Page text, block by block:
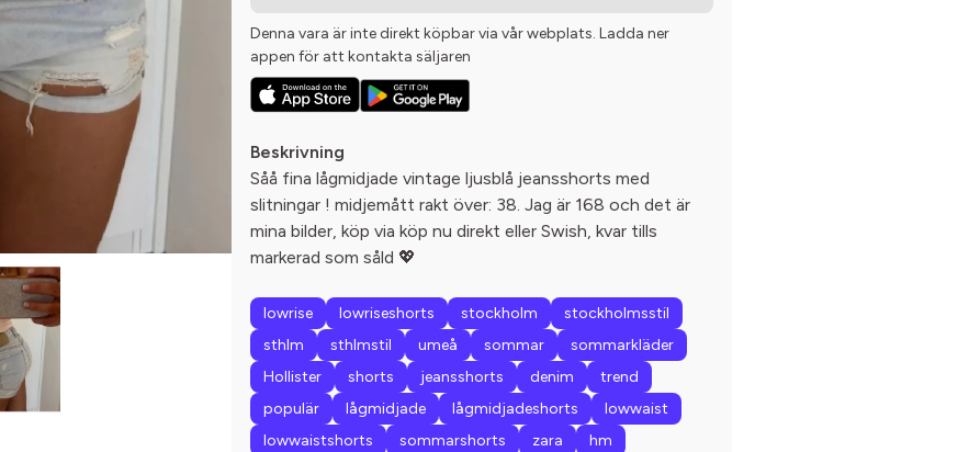
Denna vara är inte direkt köpbar via vår webplats. Ladda ner
appen för att kontakta säljaren
Beskrivning
Såå fina lågmidjade vintage ljusblå jeansshorts med
slitningar ! midjemått rakt över: 38. Jag är 168 och det är
mina bilder, köp via köp nu direkt eller Swish, kvar tills
markerad som såld 💖
lowrise lowriseshorts stockholm
stockholmsstil
sthlm
sthlmstil umeå sommar
sommarkläder
Hollister
shorts jeansshorts denim
trend
populär
lågmidjade lågmidjadeshorts
lowwaist
lowwaistshorts
sommarshorts zara
hm